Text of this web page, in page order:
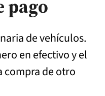
pago
de vehículos.
en efectivo y el
compra de otro